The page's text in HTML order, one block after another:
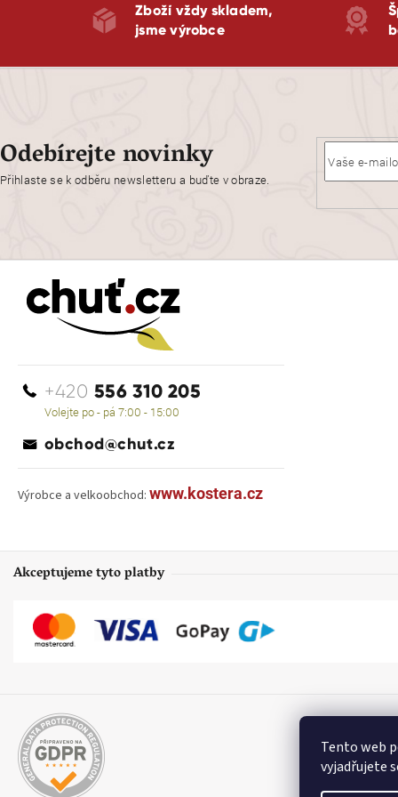
Tento web
vyjadřujete
Zboží vždy skladem,
jsme výrobce
Odebírejte novinky
Přihlaste se k odběru newsletteru a buďte v obraze.
+420 556 310 205
Volejte po - pá 7:00 - 15:00
obchod@chut.cz
Výrobce a velkoobchod: www.kostera.cz
Akceptujeme tyto platby